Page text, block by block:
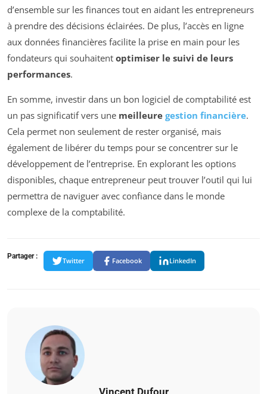
d’ensemble sur les finances tout en aidant les entrepreneurs
à prendre des décisions éclairées. De plus, l’accès en ligne
aux données financières facilite la prise en main pour les
fondateurs qui souhaitent optimiser le suivi de leurs
performances.
En somme, investir dans un bon logiciel de comptabilité est
un pas significatif vers une meilleure gestion financière.
Cela permet non seulement de rester organisé, mais
également de libérer du temps pour se concentrer sur le
développement de l’entreprise. En explorant les options
disponibles, chaque entrepreneur peut trouver l’outil qui lui
permettra de naviguer avec confiance dans le monde
complexe de la comptabilité.
Partager :
Twitter Facebook LinkedIn
Vincent Dufour